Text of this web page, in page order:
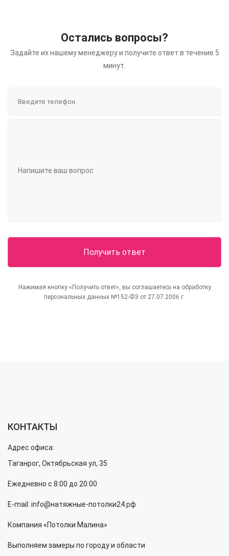
Остались вопросы?
Задайте их нашему менеджеру и получите ответ в течение 5
минут.
Нажимая кнопку «Получить ответ», вы соглашаетесь на обработку
персональных данных №152-ФЗ от 27.07.2006 г.
КОНТАКТЫ
Адрес офиса:
Таганрог, Октябрьская ул, 35
Ежедневно с 8:00 до 20:00
E-mail: info@натяжные-потолки24.рф
Компания «Потолки Малина»
Выполняем замеры по городу и области